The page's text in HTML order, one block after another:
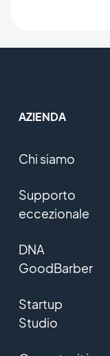
AZIENDA
Chi siamo
Supporto
eccezionale
DNA
GoodBarber
Startup
Studio